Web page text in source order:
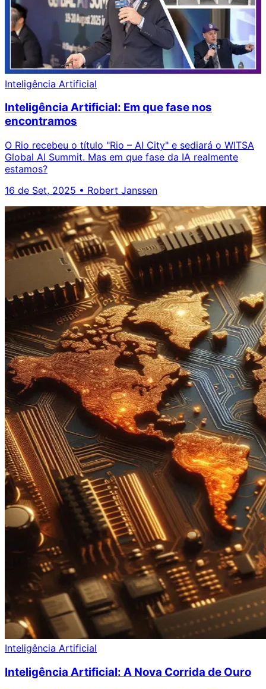
Inteligência Artificial
Inteligência Artificial: Em que fase nos
encontramos
O Rio recebeu o título "Rio – AI City" e sediará o WITSA
Global AI Summit. Mas em que fase da IA realmente
estamos?
16 de Set, 2025 • Robert Janssen
Inteligência Artificial
Inteligência Artificial: A Nova Corrida de Ouro